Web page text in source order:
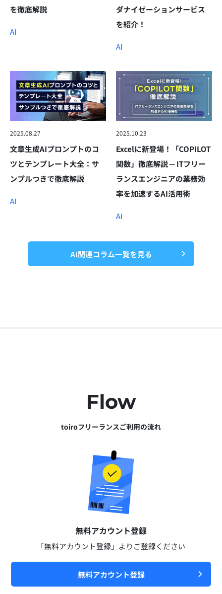
を徹底解説
AI
ダナイゼーションサービス
を紹介！
AI
2025.08.27
文章生成AIプロンプトのコ
ツとテンプレート大全：サ
ンプルつきで徹底解説
AI
2025.10.23
Excelに新登場！「COPILOT
関数」徹底解説 ─ ITフリー
ランスエンジニアの業務効
率を加速するAI活用術
AI
AI関連コラム一覧を見る
Flow
toiroフリーランスご利用の流れ
無料アカウント登録​
「無料アカウント登録」よりご登録ください​
無料アカウント登録